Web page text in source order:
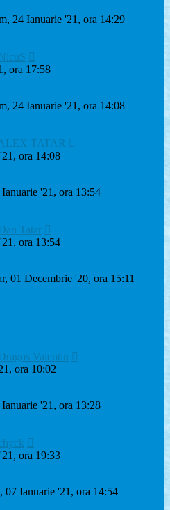
24 Ianuarie '21, ora 14:29
ora 17:58
24 Ianuarie '21, ora 14:08
TATAR
ora 14:08
'21, ora 13:54
Tatar
ora 13:54
01 Decembrie '20, ora 15:11
Valentin
ora 10:02
'21, ora 13:28
ora 19:33
07 Ianuarie '21, ora 14:54